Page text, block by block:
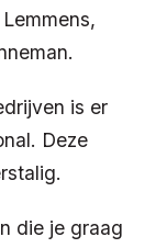
is er
Deze
die je graag